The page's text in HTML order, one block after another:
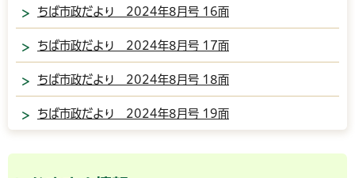
ちば市政だより 2024年8月号 16面
ちば市政だより 2024年8月号 17面
ちば市政だより 2024年8月号 18面
ちば市政だより 2024年8月号 19面